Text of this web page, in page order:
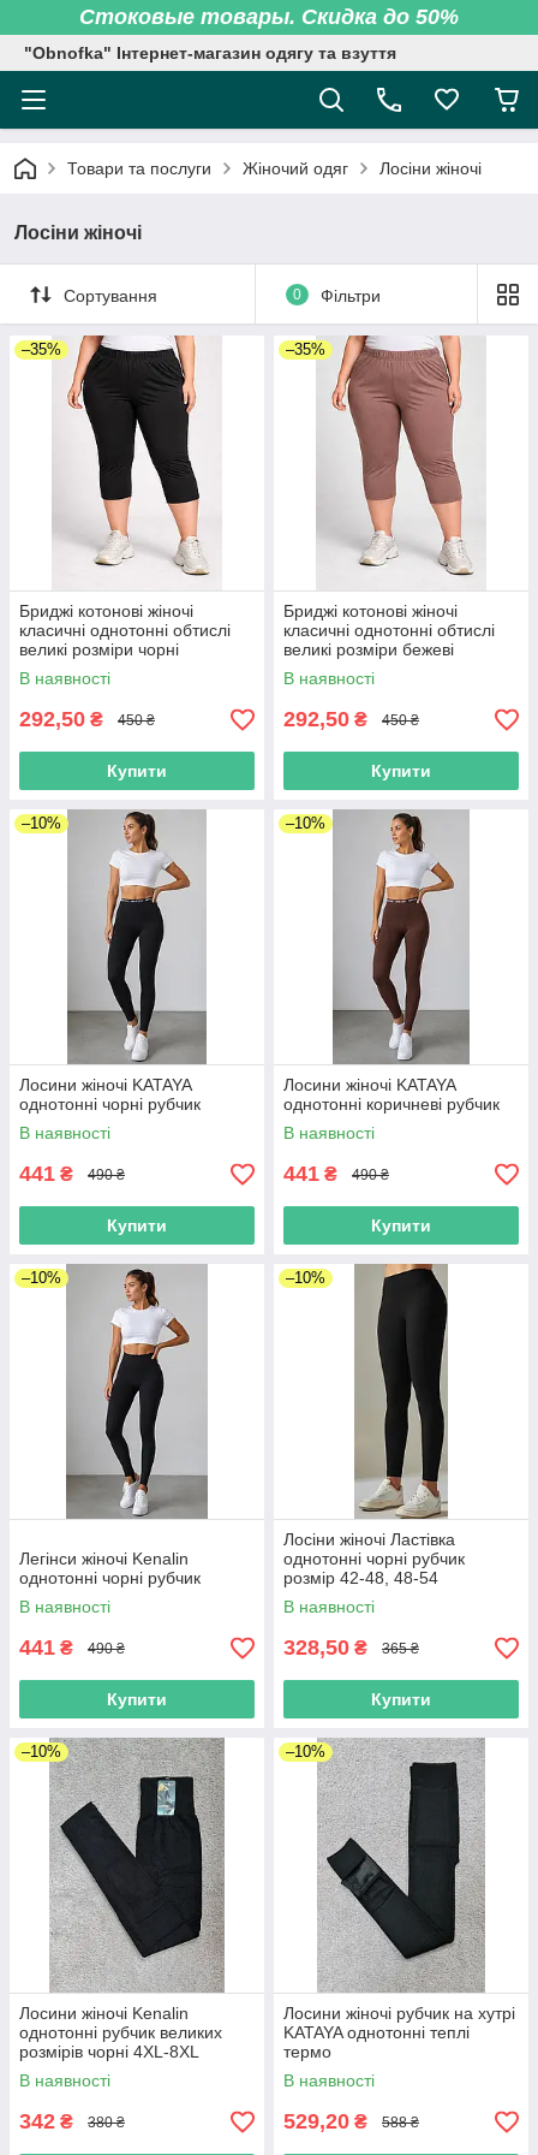
Стоковые товары. Скидка до 50%
"Obnofka" Інтернет-магазин одягу та взуття
Товари та послуги Жіночий одяг Лосіни жіночі
Лосіни жіночі
Сортування 0 Фільтри
–35%
Бриджі котонові жіночі
класичні однотонні обтислі
великі розміри чорні
В наявності
292,50 ₴ 450 ₴
Купити
–35%
Бриджі котонові жіночі
класичні однотонні обтислі
великі розміри бежеві
В наявності
292,50 ₴ 450 ₴
Купити
–10%
Лосини жіночі KATAYA
однотонні чорні рубчик
В наявності
441 ₴ 490 ₴
Купити
–10%
Лосини жіночі KATAYA
однотонні коричневі рубчик
В наявності
441 ₴ 490 ₴
Купити
–10%
Легінси жіночі Kenalin
однотонні чорні рубчик
В наявності
441 ₴ 490 ₴
Купити
–10%
Лосіни жіночі Ластівка
однотонні чорні рубчик
розмір 42-48, 48-54
В наявності
328,50 ₴ 365 ₴
Купити
–10%
Лосини жіночі Kenalin
однотонні рубчик великих
розмірів чорні 4XL-8XL
В наявності
342 ₴ 380 ₴
–10%
Лосини жіночі рубчик на хутрі
KATAYA однотонні теплі
термо
В наявності
529,20 ₴ 588 ₴